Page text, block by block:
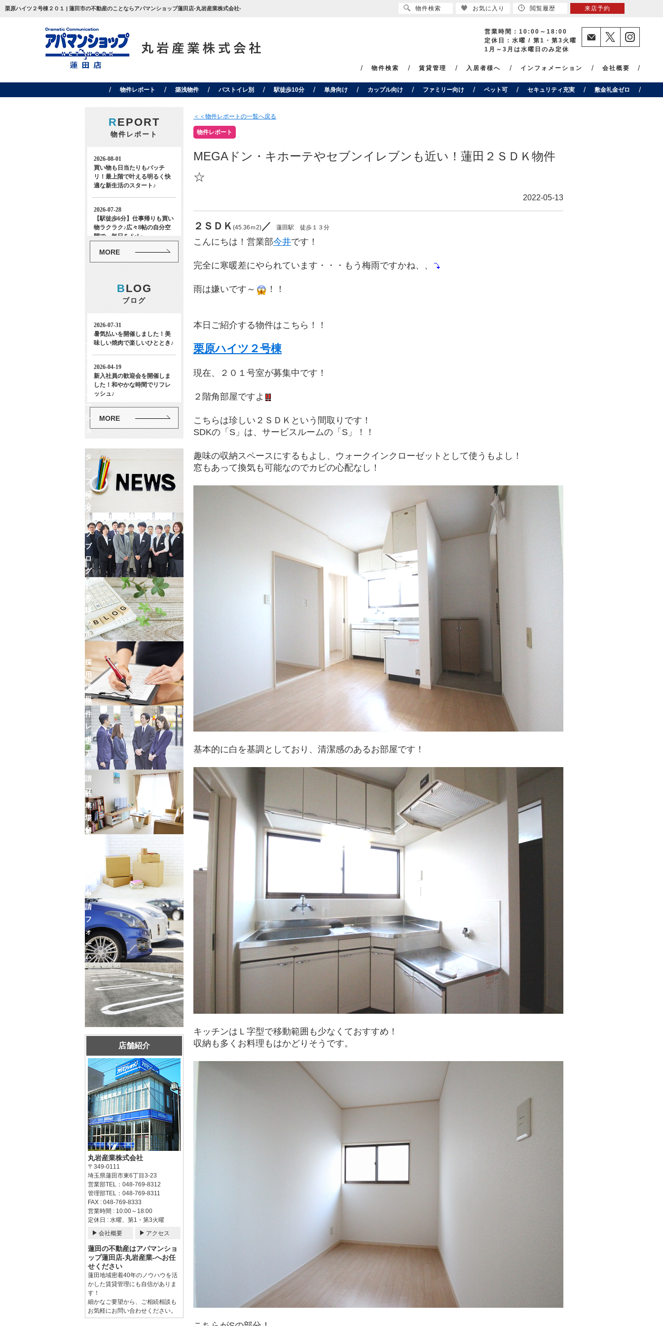
栗原ハイツ２号棟２０１ | 蓮田市の不動産のことならアパマンショップ蓮田店-丸岩産業株式会社-
営業時間：10:00～18:00
定休日：水曜 / 第1・第3火曜
1月～3月は水曜日のみ定休
物件検索 賃貸管理 入居者様へ インフォメーション 会社概要
物件レポート 築浅物件 バストイレ別 駅徒歩10分 単身向け カップル向け ファミリー向け ペット可 セキュリティ充実 敷金礼金ゼロ
＜＜物件レポートの一覧へ戻る
物件レポート
MEGAドン・キホーテやセブンイレブンも近い！蓮田２ＳＤＫ物件
☆
2022-05-13
２ＳＤＫ (45.36ｍ2) ／ 蓮田駅 徒歩１３分
こんにちは！営業部今井です！
完全に寒暖差にやられています・・・もう梅雨ですかね、、
雨は嫌いです～ ！！
本日ご紹介する物件はこちら！！
栗原ハイツ２号棟
現在、２０１号室が募集中です！
２階角部屋ですよ
こちらは珍しい２ＳＤＫという間取りです！
SDKの「S」は、サービスルームの「S」！！
趣味の収納スペースにするもよし、ウォークインクローゼットとして使うもよし！
窓もあって換気も可能なのでカビの心配なし！
基本的に白を基調としており、清潔感のあるお部屋です！
キッチンはＬ字型で移動範囲も少なくておすすめ！
収納も多くお料理もはかどりそうです。
REPORT
物件レポート
MORE
BLOG
ブログ
MORE
イ
ン
ー
シ
ョ
タ
ッ
フ
紹
介
ス
タ
ッ
フ
ブ
ロ
グ
お
客
様
の
声
採
用
情
報
物
件
レ
ポ
ー
ト
退
去
申
請
フ
ォ
ー
ム
駐
車
場
解
ム
車
申
請
フ
ォ
ー
ム
店舗紹介
丸岩産業株式会社
〒349-0111
埼玉県蓮田市東6丁目3-23
営業部TEL：048-769-8312
管理部TEL：048-769-8311
FAX : 048-769-8333
営業時間 : 10:00～18:00
定休日 : 水曜、第1・第3火曜
会社概要
アクセス
蓮田の不動産はアパマンショ
ップ蓮田店-丸岩産業-へお任
せください
蓮田地域密着40年のノウハウを活
かした賃貸管理にも自信がありま
す！
細かなご要望から、ご相続相談も
お気軽にお問い合わせください。
物件検索 お気に入り 閲覧履歴 来店予約